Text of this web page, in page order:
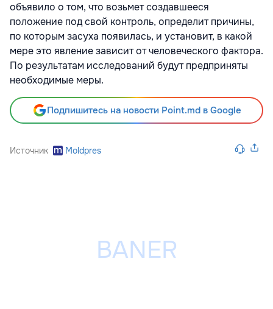
объявило о том, что возьмет создавшееся
положение под свой контроль, определит причины,
по которым засуха появилась, и установит, в какой
мере это явление зависит от человеческого фактора.
По результатам исследований будут предприняты
необходимые меры.
Подпишитесь на новости Point.md в Google
Источник Moldpres